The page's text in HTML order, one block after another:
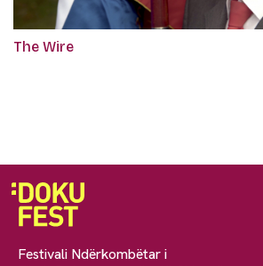
The Wire
Festivali Ndërkombëtar i